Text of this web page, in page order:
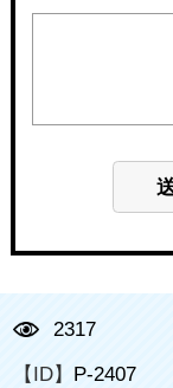
2317
【ID】 P-2407